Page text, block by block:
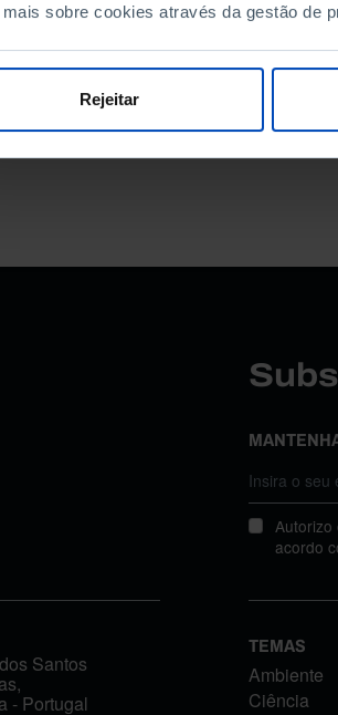
mais sobre cookies através da gestão de
Rejeitar
DATA DE
Autorizo
acordo
Santos
- Portugal
TEMAS
Ambiente
Ciência